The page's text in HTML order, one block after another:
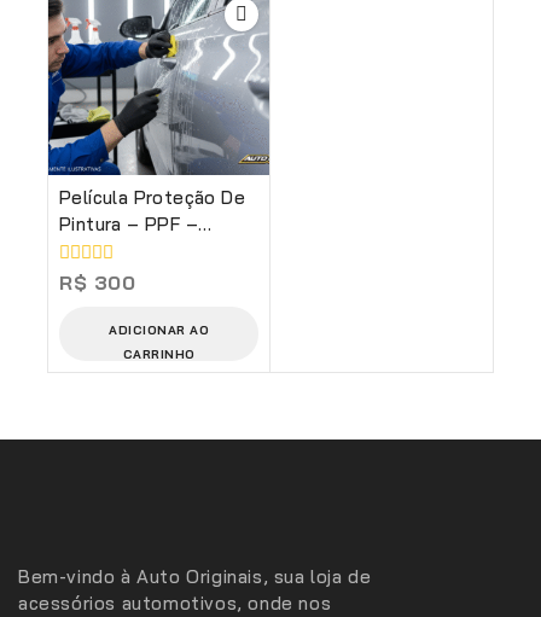
Película Proteção De
Pintura – PPF –
Concha Das
Maçanetas (Serviço)
0
R$ 300
ADICIONAR AO
CARRINHO
Bem-vindo à Auto Originais, sua loja de
acessórios automotivos, onde nos